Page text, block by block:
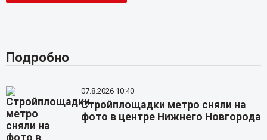
Подробно
07.8.2026 10:40
Стройплощадки метро сняли на
фото в центре Нижнего Новгорода